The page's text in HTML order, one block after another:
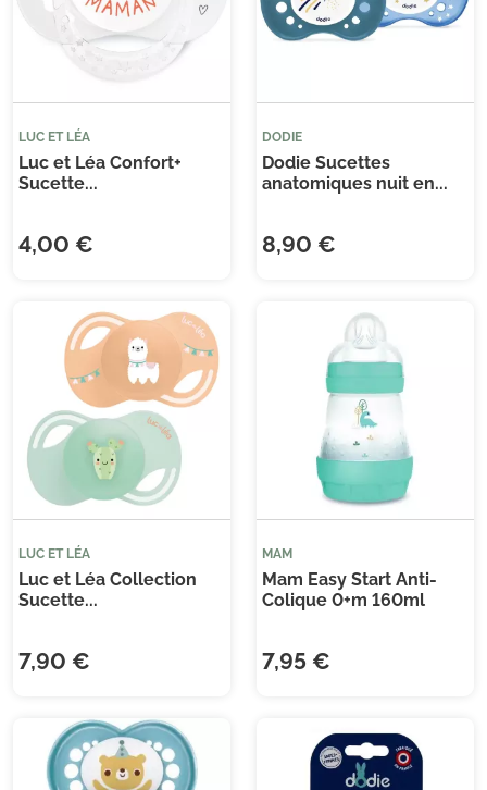
LUC ET LÉA
Luc et Léa Confort+
Sucette...
4,00 €
DODIE
Dodie Sucettes
anatomiques nuit en...
8,90 €
LUC ET LÉA
Luc et Léa Collection
Sucette...
7,90 €
MAM
Mam Easy Start Anti-
Colique 0+m 160ml
7,95 €